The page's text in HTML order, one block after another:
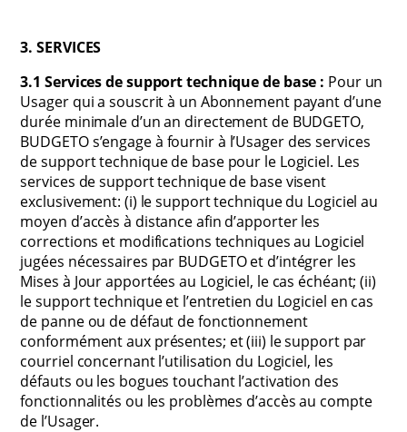
3. SERVICES
3.1 Services de support technique de base : Pour un
Usager qui a souscrit à un Abonnement payant d’une
durée minimale d’un an directement de BUDGETO,
BUDGETO s’engage à fournir à l’Usager des services
de support technique de base pour le Logiciel. Les
services de support technique de base visent
exclusivement: (i) le support technique du Logiciel au
moyen d’accès à distance afin d’apporter les
corrections et modifications techniques au Logiciel
jugées nécessaires par BUDGETO et d’intégrer les
Mises à Jour apportées au Logiciel, le cas échéant; (ii)
le support technique et l’entretien du Logiciel en cas
de panne ou de défaut de fonctionnement
conformément aux présentes; et (iii) le support par
courriel concernant l’utilisation du Logiciel, les
défauts ou les bogues touchant l’activation des
fonctionnalités ou les problèmes d’accès au compte
de l’Usager.